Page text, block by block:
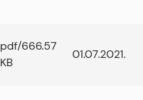
pdf/666.57
KB
01.07.2021.